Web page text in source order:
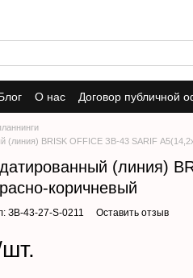
О нас Договор публичной
(линия) BRISK OFFICE ЗВ-43 SARIF
(линия)
коричневый
ЗВ-43-27-S-0211 Оставить отзыв